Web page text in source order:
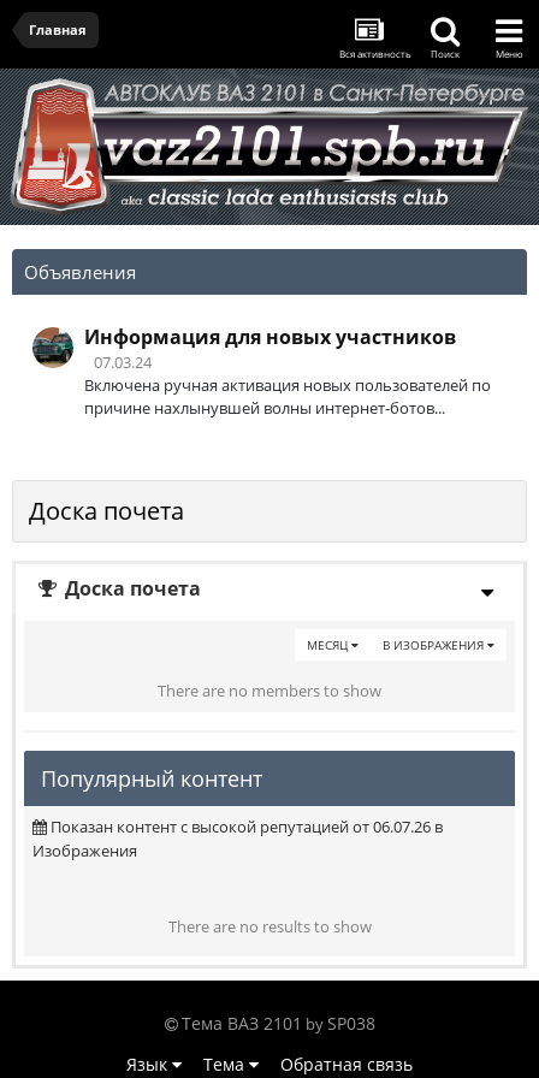
Главная
Вся активность Поиск Меню
Объявления
Информация для новых участников
07.03.24
Включена ручная активация новых пользователей по
причине нахлынувшей волны интернет-ботов...
Доска почета
Доска почета
В ИЗОБРАЖЕНИЯ
МЕСЯЦ
There are no members to show
Популярный контент
Показан контент с высокой репутацией от 06.07.26 в
Изображения
There are no results to show
Тема ВАЗ 2101 by SP038
Язык
Тема Обратная связь